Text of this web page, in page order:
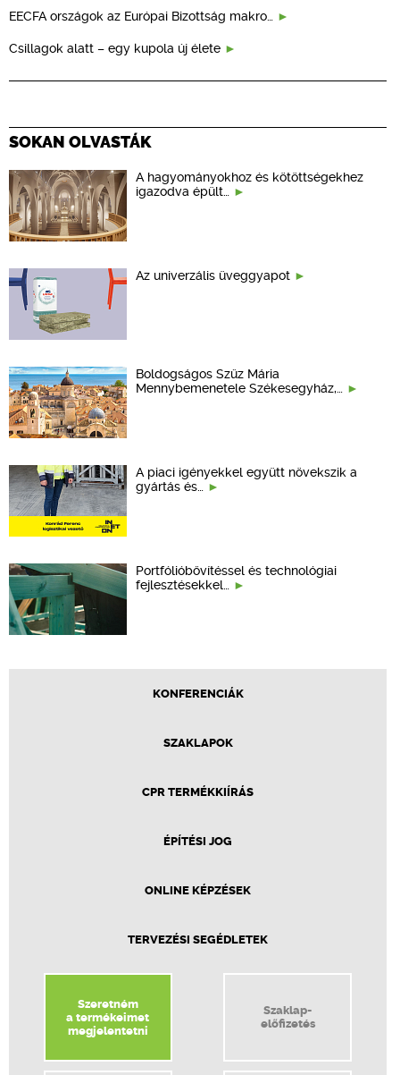
EECFA országok az Európai Bizottság makro…
Csillagok alatt – egy kupola új élete
SOKAN OLVASTÁK
A hagyományokhoz és kötöttségekhez
igazodva épült…
Az univerzális üveggyapot
Boldogságos Szűz Mária
Mennybemenetele Székesegyház,…
A piaci igényekkel együtt növekszik a
gyártás és…
Portfólióbővítéssel és technológiai
fejlesztésekkel…
KONFERENCIÁK
SZAKLAPOK
CPR TERMÉKKIÍRÁS
ÉPÍTÉSI JOG
ONLINE KÉPZÉSEK
TERVEZÉSI SEGÉDLETEK
Szeretném
a termékeimet
megjelentetni
Szaklap-
előfizetés